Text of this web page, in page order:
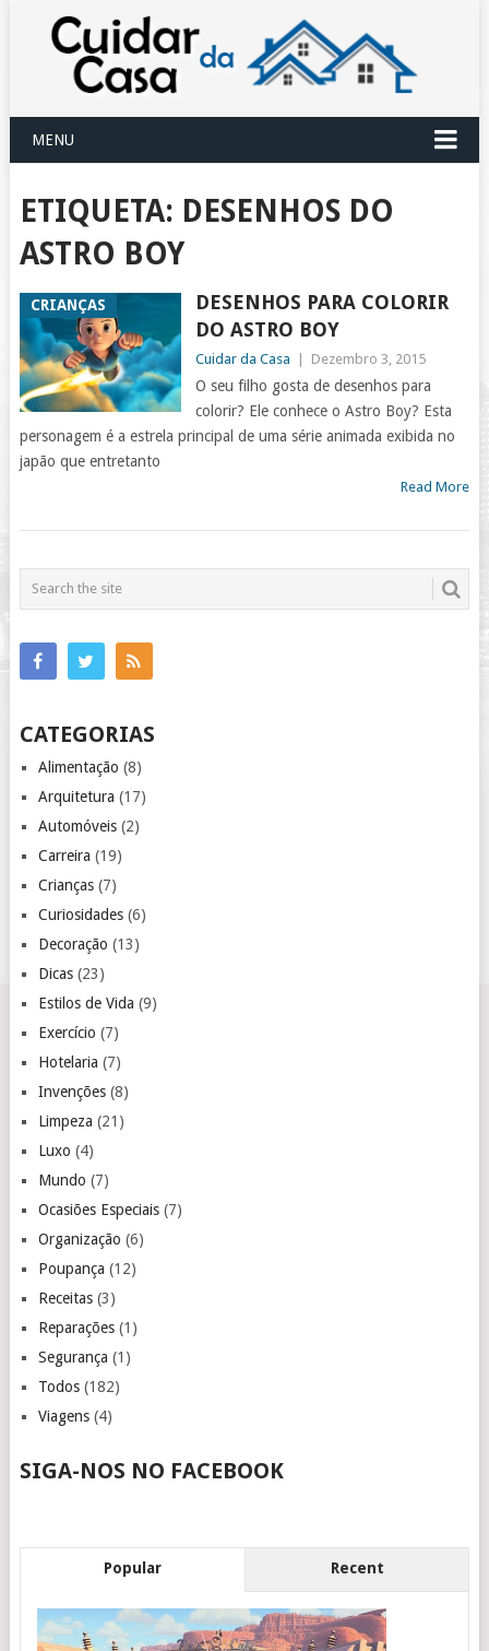
MENU
ETIQUETA: DESENHOS DO
ASTRO BOY
CRIANÇAS
DESENHOS PARA COLORIR
DO ASTRO BOY
Cuidar da Casa Dezembro 3, 2015
O seu filho gosta de desenhos para
colorir? Ele conhece o Astro Boy? Esta
personagem é a estrela principal de uma série animada exibida no
japão que entretanto
Read More
CATEGORIAS
Alimentação (8)
Arquitetura (17)
Automóveis(2)
Carreira (19)
Crianças(7)
Curiosidades(6)
Decoração (13)
Dicas(23)
Estilos de Vida (9)
Exercício (7)
Hotelaria (7)
Invenções(8)
Limpeza (21)
Luxo (4)
Mundo (7)
Ocasiões Especiais(7)
Organização (6)
Poupança (12)
Receitas(3)
Reparações(1)
Segurança (1)
Todos(182)
Viagens(4)
SIGA-NOS NO FACEBOOK
Popular Recent